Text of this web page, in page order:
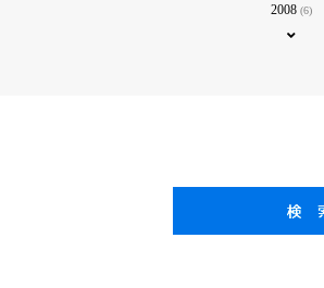
2008 (6)